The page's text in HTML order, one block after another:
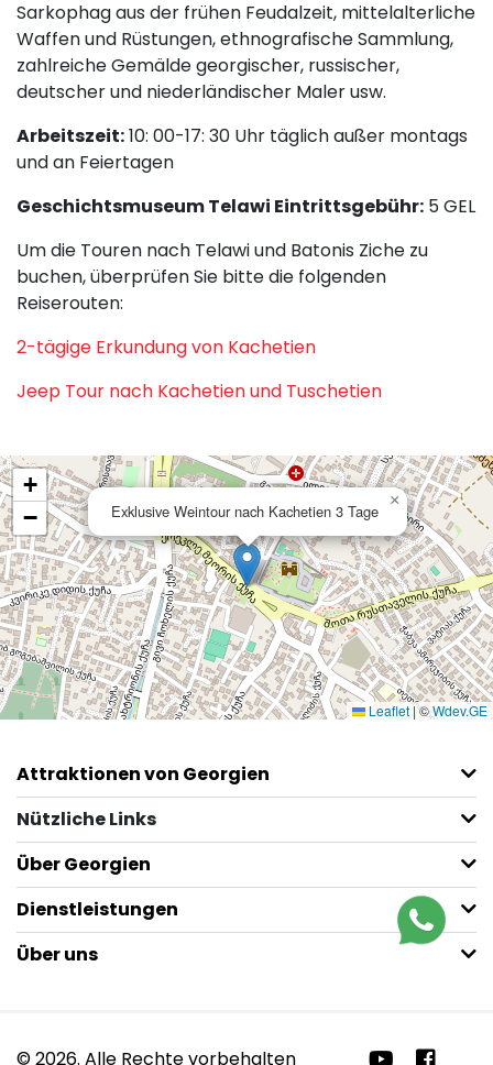
Sarkophag aus der frühen Feudalzeit, mittelalterliche
Waffen und Rüstungen, ethnografische Sammlung,
zahlreiche Gemälde georgischer, russischer,
deutscher und niederländischer Maler usw.
Arbeitszeit:10: 00-17: 30 Uhr täglich außer montags
und an Feiertagen
Geschichtsmuseum Telawi Eintrittsgebühr: 5 GEL
Um die Touren nach Telawi und Batonis Ziche zu
buchen, überprüfen Sie bitte die folgenden
Reiserouten:
2-tägige Erkundung von Kachetien
Jeep Tour nach Kachetien und Tuschetien
Exklusive Weintour nach Kachetien 3 Tage
×
+
−
Leaflet|©Wdev.GE
Attraktionen von Georgien
Nützliche Links
Über Georgien
Dienstleistungen
Über uns
© 2026. Alle Rechte vorbehalten